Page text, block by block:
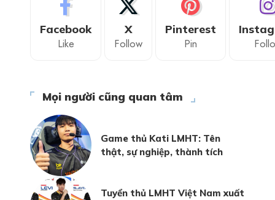
Facebook
Like
X
Follow
Pinterest
Pin
Mọi người cũng quan tâm
Game thủ Kati LMHT: Tên
thật, sự nghiệp, thành tích
Tuyển thủ LMHT Việt Nam xuất